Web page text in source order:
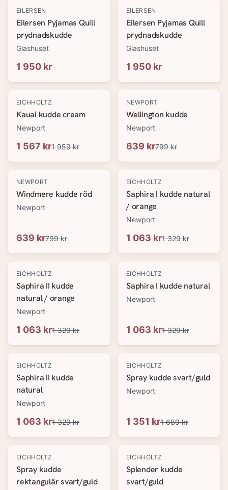
EILERSEN
Eilersen Pyjamas Quill
prydnadskudde
Glashuset
1 950 kr
EILERSEN
Eilersen Pyjamas Quill
prydnadskudde
Glashuset
1 950 kr
-20%
EICHHOLTZ
Kauai kudde cream
Newport
1 567 kr1 959 kr
-20%
NEWPORT
Wellington kudde
Newport
639 kr799 kr
-20%
NEWPORT
Windmere kudde röd
Newport
639 kr799 kr
-20%
EICHHOLTZ
Saphira I kudde natural
/ orange
Newport
1 063 kr1 329 kr
-20%
EICHHOLTZ
Saphira II kudde
natural / orange
Newport
1 063 kr1 329 kr
-20%
EICHHOLTZ
Saphira I kudde natural
Newport
1 063 kr1 329 kr
-20%
EICHHOLTZ
Saphira II kudde
natural
Newport
1 063 kr1 329 kr
-20%
EICHHOLTZ
Spray kudde svart/guld
Newport
1 351 kr1 689 kr
-20%
EICHHOLTZ
Spray kudde
rektangulär svart/guld
-20%
EICHHOLTZ
Splender kudde
svart/guld